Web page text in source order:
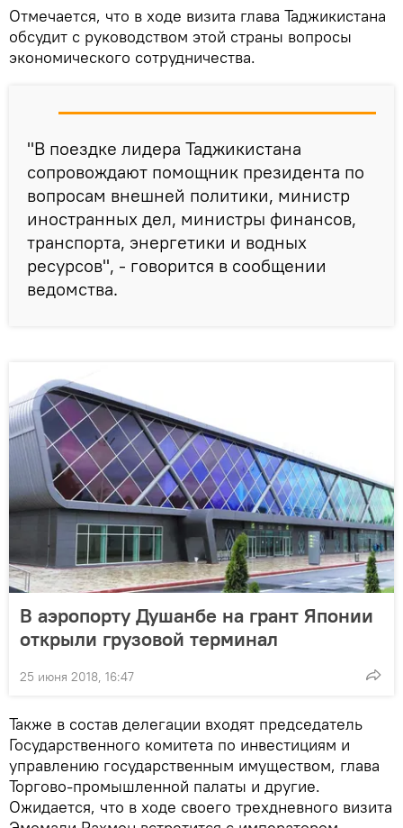
Отмечается, что в ходе визита глава Таджикистана
обсудит с руководством этой страны вопросы
экономического сотрудничества.
"В поездке лидера Таджикистана
сопровождают помощник президента по
вопросам внешней политики, министр
иностранных дел, министры финансов,
транспорта, энергетики и водных
ресурсов", - говорится в сообщении
ведомства.
В аэропорту Душанбе на грант Японии
открыли грузовой терминал
25 июня 2018, 16:47
Также в состав делегации входят председатель
Государственного комитета по инвестициям и
управлению государственным имуществом, глава
Торгово-промышленной палаты и другие.
Ожидается, что в ходе своего трехдневного визита